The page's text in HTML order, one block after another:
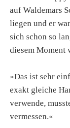
auf Waldemars
liegen und er
sich schon so
diesem
»Das ist sehr
exakt gleiche
verwende,
vermessen.«